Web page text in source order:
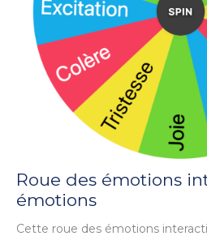
Roue des émotions
émotions
Cette roue des émotions